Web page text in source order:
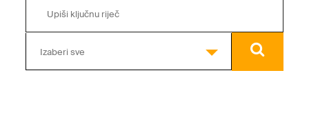
Izaberi sve